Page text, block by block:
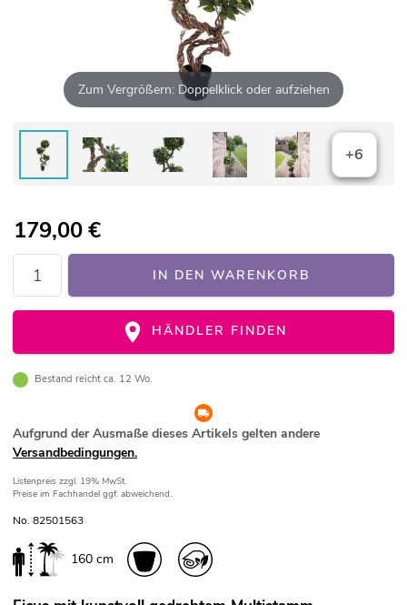
Zum Vergrößern: Doppelklick oder aufziehen
+6
179,00€
IN DEN WARENKORB
HÄNDLER FINDEN
Bestand reicht ca. 12 Wo.
Aufgrund der Ausmaße dieses Artikels gelten andere
Versandbedingungen.
Listenpreis zzgl. 19% MwSt.
Preise im Fachhandel ggf. abweichend.
No. 82501563
160 cm